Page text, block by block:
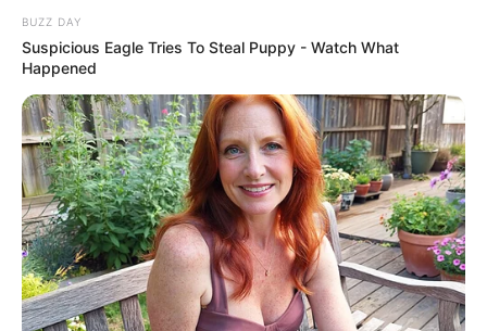
ο σεισμός ήταν της τάξης των 4,2 Ρίχτερ με
εστιακό βάθος 7,7 χλμ.
Τελευταία νέα
Μάστιγα οι απάτες – Πώς οι επιτήδειοι
εξαπατούν τους πολίτες
Θλίψη στην Καστοριά: Βρήκαν νεκρή από
πυροβολισμό μια τεράστια αρκούδα 300
BUZZ DAY
Suspicious Eagle Tries To Steal Puppy - Watch What
Happened